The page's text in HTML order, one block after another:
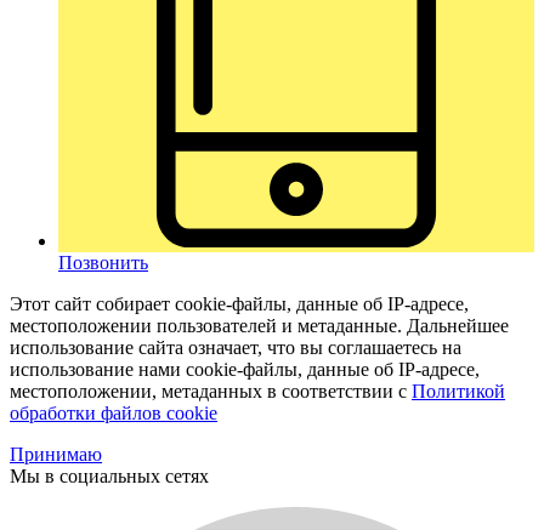
Позвонить
Этот сайт собирает cookie-файлы, данные об IP-адресе,
местоположении пользователей и метаданные. Дальнейшее
использование сайта означает, что вы соглашаетесь на
использование нами cookie-файлы, данные об IP-адресе,
местоположении, метаданных в соответствии с Политикой
обработки файлов cookie
Принимаю
Мы в социальных сетях